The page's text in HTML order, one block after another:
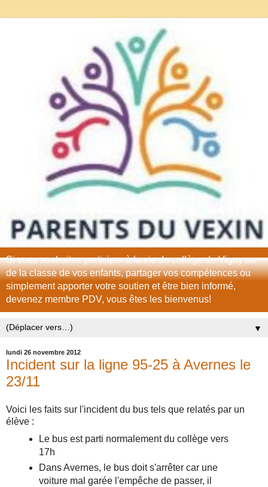
Si vous souhaitez participer à la vie du collège de Vigny ou
de la classe de vos enfants, partager vos compétences ou
simplement apporter votre soutien et être bien informé,
devenez membre PDV, vous êtes les bienvenus!
▼
lundi 26 novembre 2012
Incident sur la ligne 95-25 à Avernes le
23/11
Voici les faits sur l'incident du bus tels que relatés par un
élève :
Le bus est parti normalement du collège vers
17h
Dans Avernes, le bus doit s'arrêter car une
voiture mal garée l'empêche de passer, il